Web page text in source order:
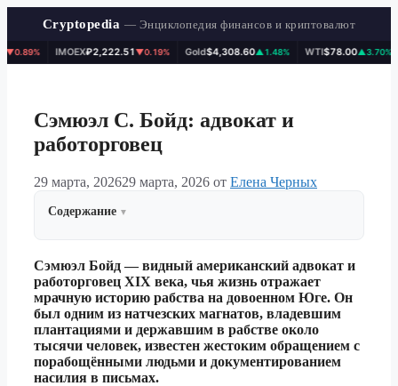
Cryptopedia — Энциклопедия финансов и криптовалют
IMOEX ₽2,222.51▼0.19% Gold$4,308.60▲1.48% WTI$78.00▲3.70% BTC
Сэмюэл С. Бойд: адвокат и
работорговец
29 марта, 202629 марта, 2026 от Елена Черных
Содержание
Сэмюэл Бойд — видный американский адвокат и
работорговец XIX века, чья жизнь отражает
мрачную историю рабства на довоенном Юге. Он
был одним из натчезских магнатов, владевшим
плантациями и державшим в рабстве около
тысячи человек, известен жестоким обращением с
порабощёнными людьми и документированием
насилия в письмах.